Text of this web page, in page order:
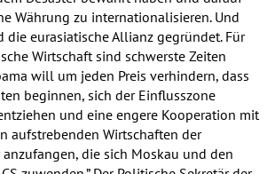
Währung zu internationalisieren. Und
die eurasiatische Allianz gegründet. Für
Wirtschaft sind schwerste Zeiten
will um jeden Preis verhindern, dass
beginnen, sich der Einflusszone
und eine engere Kooperation mit
aufstrebenden Wirtschaften der
die sich Moskau und den